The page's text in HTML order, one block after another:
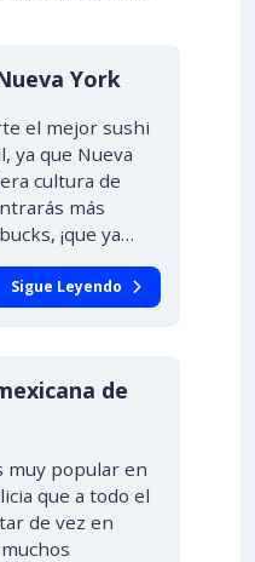
York
el mejor sushi
ya que Nueva
cultura de
más
¡que ya…
Sigue Leyendo
de
muy popular en
que a todo el
de vez en